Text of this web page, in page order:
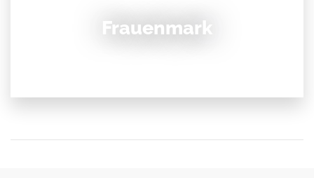
Frauenmark